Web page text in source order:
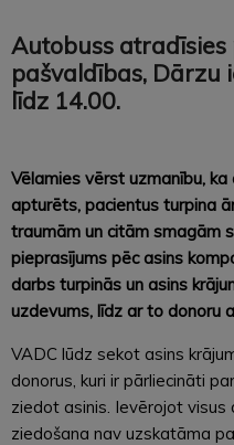
Autobuss
pašvaldības, Dārzu
līdz 14.00.
Vēlamies vērst uzmanību,
apturēts, pacientus turpina
traumām un citām smagām
pieprasījums pēc asins
darbs turpinās un asins
uzdevums, līdz ar to donoru
VADC lūdz sekot asins
donorus, kuri ir pārliecināti
ziedot asinis. Ievērojot visus
ziedošana nav uzskatāma